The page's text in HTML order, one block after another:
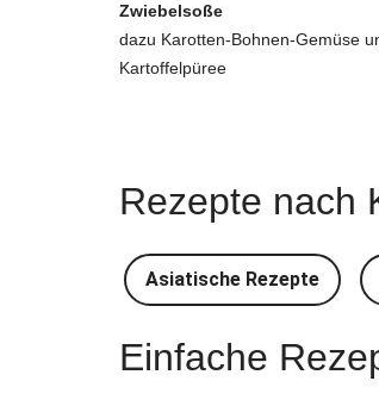
Zwiebelsoße
dazu Karotten-Bohnen-Gemüse
Kartoffelpüree
Rezepte nach
Asiatische Rezepte
Einfache